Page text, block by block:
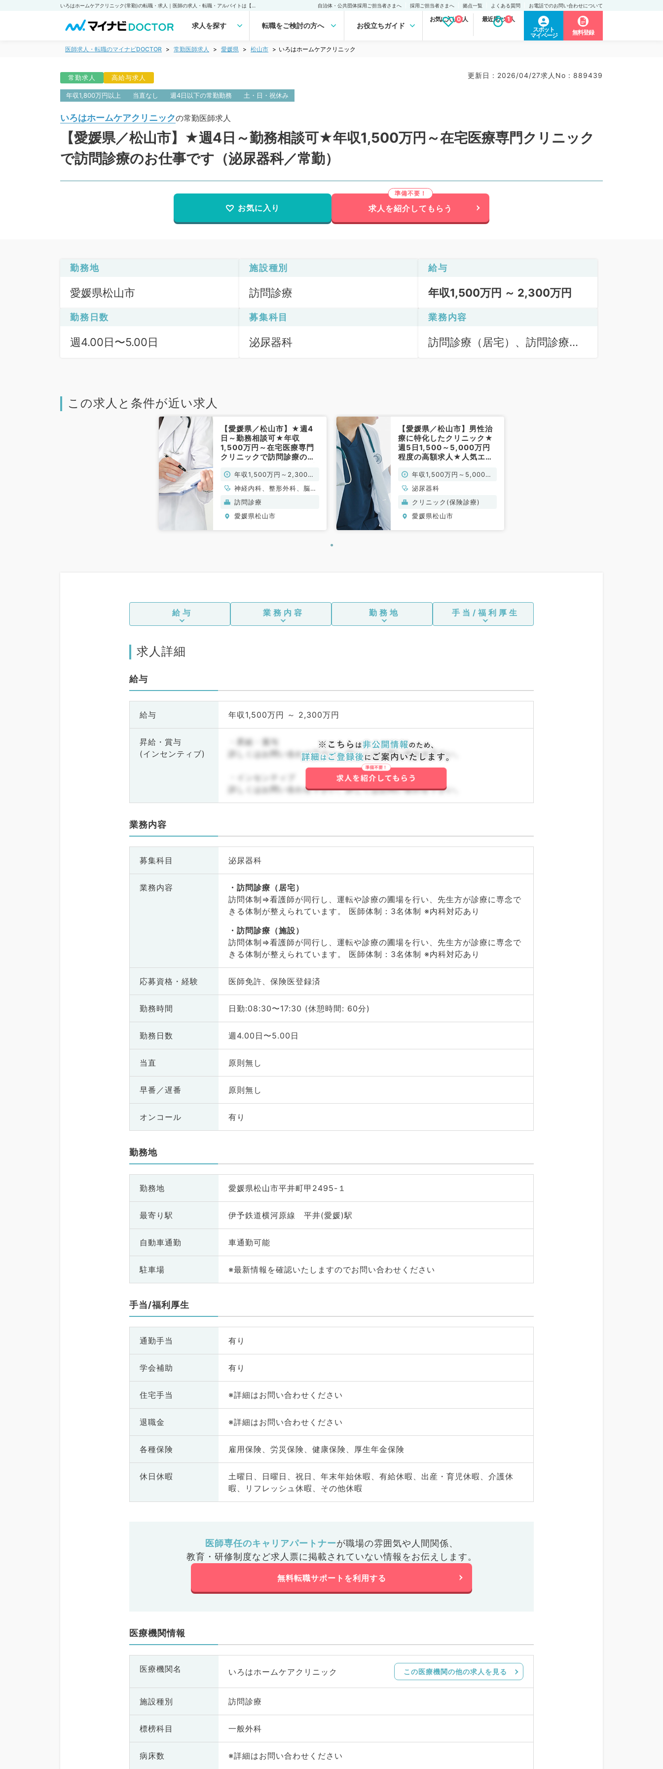
自治体・公共団体採用ご担当者さまへ 採用ご担当者さまへ 拠点一覧 よくある質問 お電話でのお問い合わせについて
求人を探す 転職をご検討の方へ お役立ちガイド
お気に入り求人
0 最近見た求人
1
スポット
マイページ
無料登録
医師求人・転職のマイナビDOCTOR 常勤医師求人 愛媛県 松山市 いろはホームケアクリニック
常勤求人 高給与求人 更新日 : 2026/04/27求人No : 889439
年収1,800万円以上 当直なし 週4日以下の常勤勤務 土・日・祝休み
いろはホームケアクリニックの常勤医師求人
【愛媛県／松山市】★週4日～勤務相談可★年収1,500万円～在宅医療専門クリニック
で訪問診療のお仕事です（泌尿器科／常勤）
お気に入り 求人を紹介してもらう
勤務地
愛媛県松山市
施設種別
訪問診療
給与
年収1,500万円 ～ 2,300万円
勤務日数
週4.00日〜5.00日
募集科目
泌尿器科
業務内容
訪問診療（居宅）、訪問診療
この求人と条件が近い求人
【愛媛県／松山市】★週4
日～勤務相談可★年収
1,500万円～在宅医療専門
クリニックで訪問診療のお
／常勤）
年収1,500万円～2,300万
円
神経内科、整形外科、脳神
経外科、心臓血管外科、泌
尿器科、一般内科、循環器
内科、呼吸器内科、消化器
訪問診療
愛媛県松山市
【愛媛県／松山市】男性治
療に特化したクリニック★
週5日1,500～5,000万円
程度の高額求人★人気エリ
（科目不問／常勤）
年収1,500万円～5,000万
円
泌尿器科
クリニック(保険診療)
愛媛県松山市
給与 業務内容 勤務地 手当/福利厚生
求人詳細
給与
給与 年収1,500万円 ～ 2,300万円
昇給・賞与
(インセンティブ)
・昇給・賞与
詳しくはお問い合わせ下さい。詳しくはお問い合わせ下さい。
・インセンティブ
詳しくはお問い合わせ下さい。詳しくはお問い合わせ下さい。
業務内容
募集科目 泌尿器科
業務内容
訪問診療（居宅）
訪問体制⇒看護師が同行し、運転や診療の圃場を行い、先生方が診療に専念で
きる体制が整えられています。 医師体制：3名体制 ※内科対応あり
訪問診療（施設）
訪問体制⇒看護師が同行し、運転や診療の圃場を行い、先生方が診療に専念で
きる体制が整えられています。 医師体制：3名体制 ※内科対応あり
応募資格・ 経験 医師免許、保険医登録済
勤務時間 日勤:08:30〜17:30 (休憩時間: 60分)
勤務日数 週4.00日〜5.00日
当直 原則無し
早番／遅番 原則無し
オンコール 有り
勤務地
勤務地 愛媛県松山市平井町甲2495-１
最寄り駅 伊予鉄道横河原線 平井(愛媛)駅
自動車通勤 車通勤可能
駐車場 ※最新情報を確認いたしますのでお問い合わせください
手当/福利厚生
通勤手当 有り
学会補助 有り
住宅手当 ※詳細はお問い合わせください
退職金 ※詳細はお問い合わせください
各種保険 雇用保険、労災保険、健康保険、厚生年金保険
休日休暇
土曜日、日曜日、祝日、年末年始休暇、有給休暇、出産・育児休暇、介護休
暇、リフレッシュ休暇、その他休暇
医師専任のキャリアパートナーが職場の雰囲気や人間関係、
教育・研修制度など求人票に掲載されていない情報をお伝えします。
無料転職サポートを利用する
医療機関情報
医療機関名 いろはホームケアクリニック この医療機関の他の求人を見る
施設種別 訪問診療
標榜科目 一般外科
病床数 ※詳細はお問い合わせください